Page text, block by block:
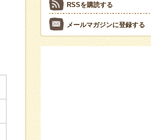
RSSを購読する
メールマガジンに登録する